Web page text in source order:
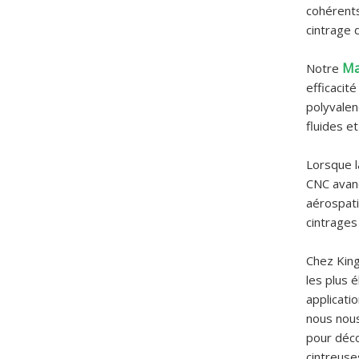
cintrage
Notre
fluides
Lorsque
CNC
Chez
les plus
nous
pour